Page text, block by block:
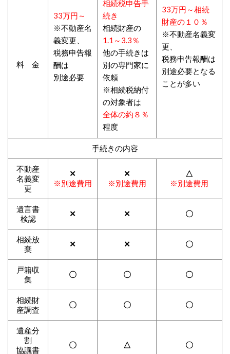
料 金
33万円～
※不動産名
義変更、
税務申告報
酬は
別途必要
相続税申告手
続き
相続財産の
1.1～3.3％
他の手続きは
別の専門家に
依頼
※相続税納付
の対象者は
全体の約８％
程度
33万円～相続
財産の１０％
※不動産名義変
更、
税務申告報酬は
別途必要となる
ことが多い
手続きの内容
不動産
名義変
更
✕
※別途費用
✕
※別途費用
△
※別途費用
遺言書
検認
✕ ✕ 〇
相続放
棄
✕ ✕ 〇
戸籍収
集
〇 〇 〇
相続財
産調査
〇 〇 〇
遺産分
割
協議書
〇 △ 〇